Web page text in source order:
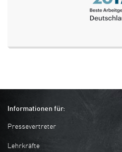
Informationen für:
Pressevertreter
Lehrkräfte